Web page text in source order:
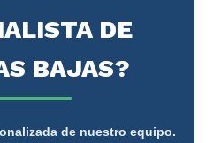
DE
BAJAS?
de nuestro equipo.